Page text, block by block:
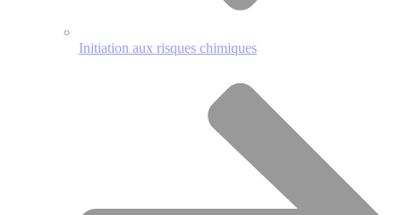
Initiation aux risques chimiques